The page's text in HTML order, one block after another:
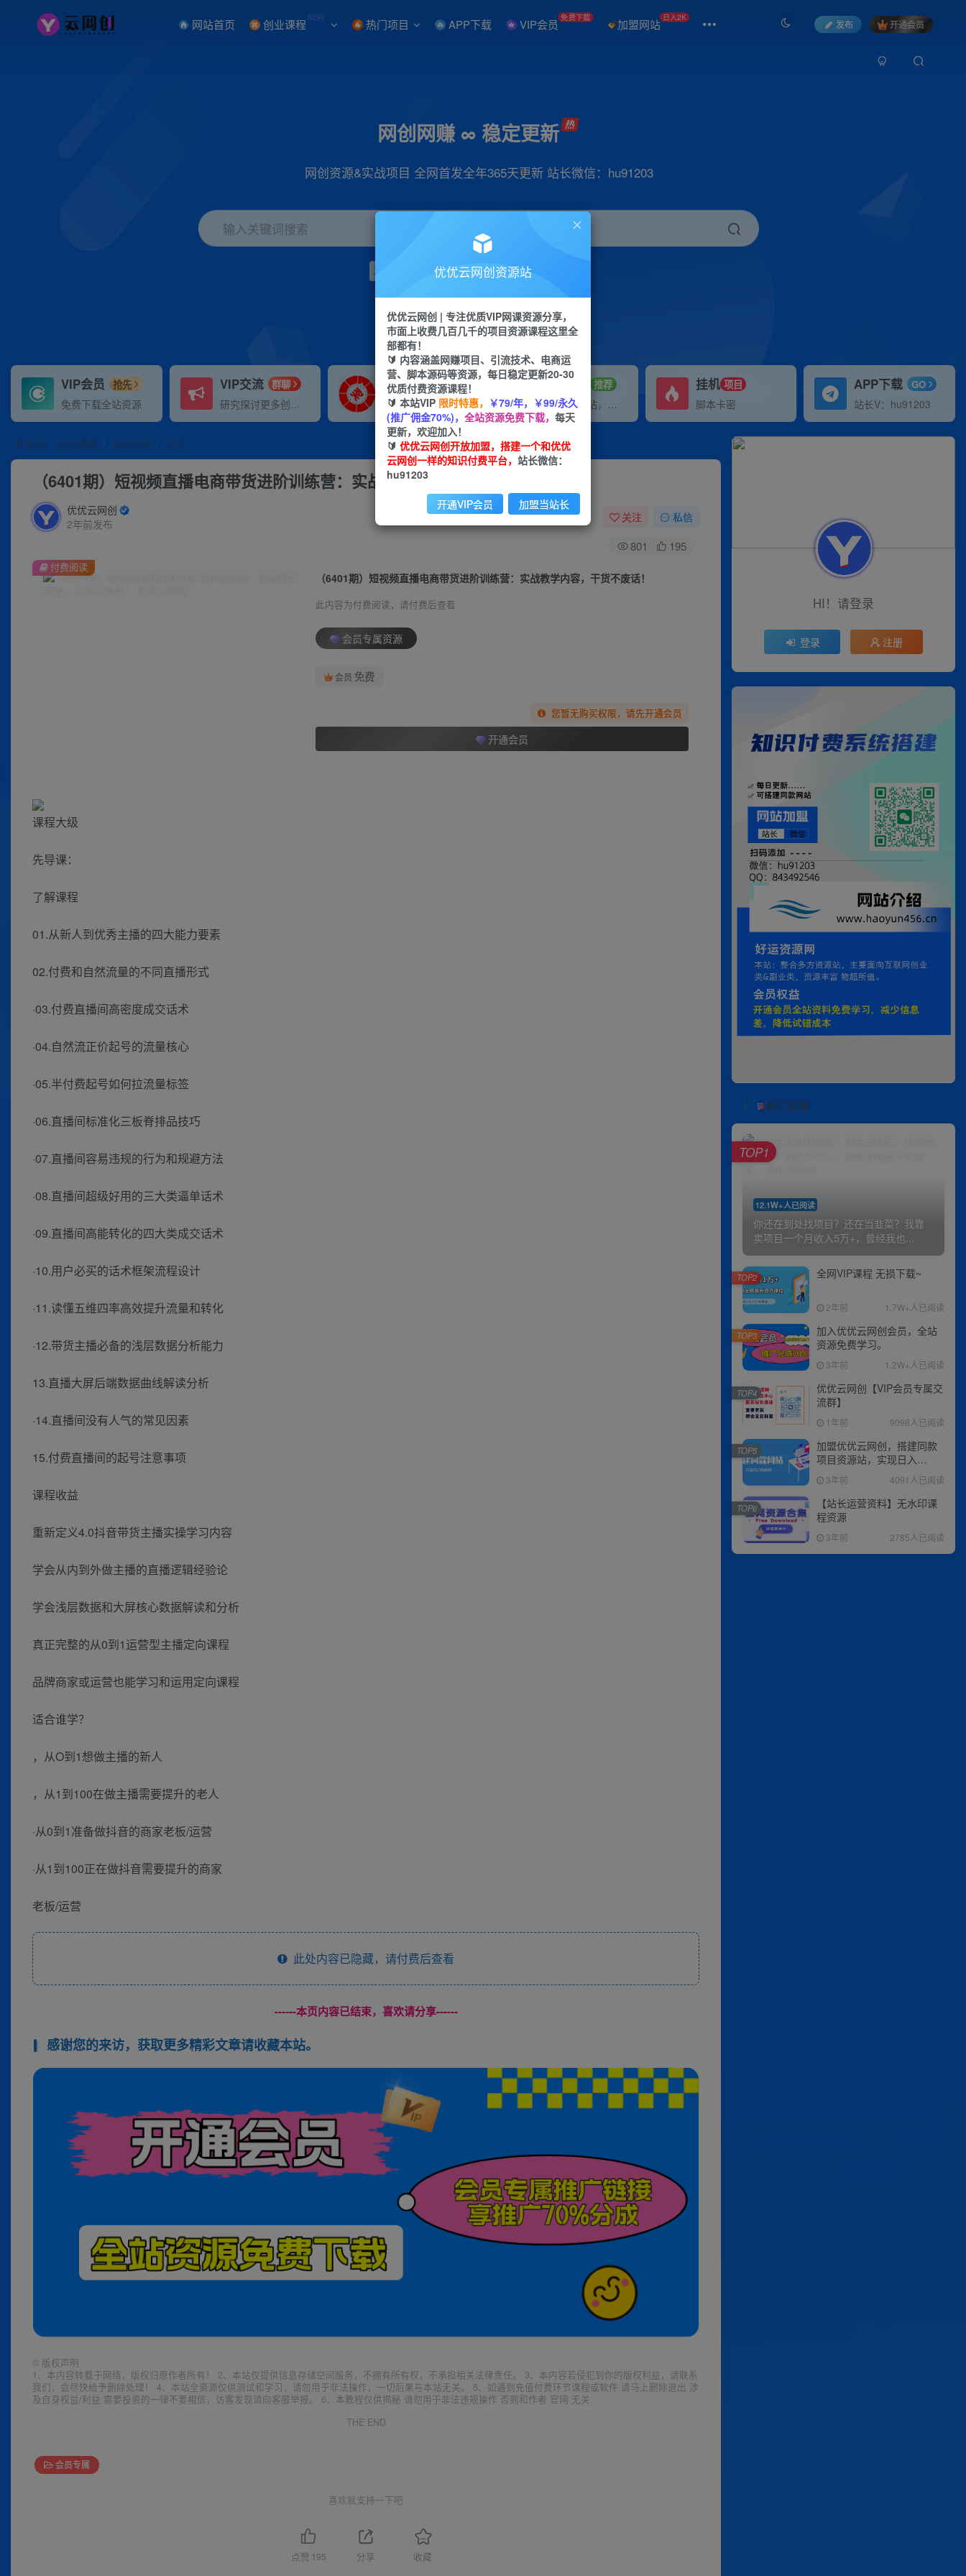
网站首页 创业课程 NEW 热门项目 APP下载 VIP会员 免费下载 加盟网站 日入2K
发布 开通会员
网创网赚 ∞ 稳定更新
网创资源&实战项目 全网首发全年365天更新 站长微信：hu91203
输入关键词搜索
项目 引流 小红书 短视频
VIP会员 抢先
免费下载全站资源
VIP交流 群聊
研究探讨更多创业项目路子。
VIP推广
70%分佣
会员专属推广链接
招募站长 推荐
搭建同款网站，自己当老板
挂机 项目
脚本卡密
APP下载 GO
站长V：hu91203
首页 创业课程 会员专属 正文
（6401期）短视频直播电商带货进阶训练营：实战教学内容，干货不废话！
优优云网创
2年前发布
关注 私信
801 195
（6401期）短视频直播电商带货进阶训练营：实战教学内容，干货不废话！
此内容为付费阅读，请付费后查看
会员专属资源
会员 免费
您暂无购买权限，请先开通会员
开通会员
付费阅读
课程大级
先导课：
了解课程
01.从新人到优秀主播的四大能力要素
02.付费和自然流量的不同直播形式
·03.付费直播间高密度成交话术
·04.自然流正价起号的流量核心
·05.半付费起号如何拉流量标签
·06.直播间标准化三板脊排品技巧
·07.直播间容易违规的行为和规避方法
·08.直播间超级好用的三大类逼单话术
·09.直播间高能转化的四大类成交话术
·10.用户必买的话术框架流程设计
·11.读懂五维四率高效提升流量和转化
·12.带货主播必备的浅层数据分析能力
13.直播大屏后端数据曲线解读分析
·14.直播间没有人气的常见因素
15.付费直播间的起号注意事项
课程收益
重新定义4.0抖音带货主播实操学习内容
学会从内到外做主播的直播逻辑经验论
学会浅层数据和大屏核心数据解读和分析
真正完整的从0到1运营型主播定向课程
品牌商家或运营也能学习和运用定向课程
适合谁学？
，从O到1想做主播的新人
，从1到100在做主播需要提升的老人
·从0到1准备做抖音的商家老板/运营
·从1到100正在做抖音需要提升的商家
老板/运营
此处内容已隐藏，请付费后查看
------本页内容已结束，喜欢请分享------
感谢您的来访，获取更多精彩文章请收藏本站。
© 版权声明
1、本内容转载于网络，版权归原作者所有！ 2、本站仅提供信息存储空间服务，不拥有所有权，不承担相关法律责任。 3、本内容若侵犯到你的版权利益，请联系
我们，会尽快给予删除处理！ 4、本站全资源仅供测试和学习，请勿用于非法操作，一切后果与本站无关。 5、如遇到充值付费环节课程或软件 请马上删除退出 涉
及自身权益/利益 需要投资的一律不要相信，访客发现请向客服举报。 6、本教程仅供揭秘 请勿用于非法违规操作 否则和作者 官网 无关
THE END
会员专属
喜欢就支持一下吧
点赞 195 分享 收藏
HI！请登录
登录 注册
热门资源
12.1W+人已阅读
你还在到处找项目？还在当韭菜？我靠
卖项目一个月收入5万+，曾经我也...
TOP1
全网VIP课程 无损下载~
2年前 1.7W+人已阅读
TOP2
加入优优云网创会员，全站
资源免费学习。
3年前 1.2W+人已阅读
TOP3
优优云网创【VIP会员专属交
流群】
1年前 9098人已阅读
TOP4
加盟优优云网创，搭建同款
项目资源站，实现日入
2000+
3年前 4091人已阅读
TOP5
【站长运营资料】无水印课
程资源
3年前 2785人已阅读
TOP6
优优云网创资源站
优优云网创 | 专注优质VIP网课资源分享，
市面上收费几百几千的项目资源课程这里全
部都有！
🔰 内容涵盖网赚项目、引流技术、电商运
营、脚本源码等资源，每日稳定更新20-30
优质付费资源课程！
🔰 本站VIP 限时特惠， ￥79/年，￥99/永久
(推广佣金70%)， 全站资源免费下载， 每天
更新，欢迎加入！
🔰 优优云网创开放加盟，搭建一个和优优
云网创一样的知识付费平台， 站长微信：
hu91203
开通VIP会员 加盟当站长